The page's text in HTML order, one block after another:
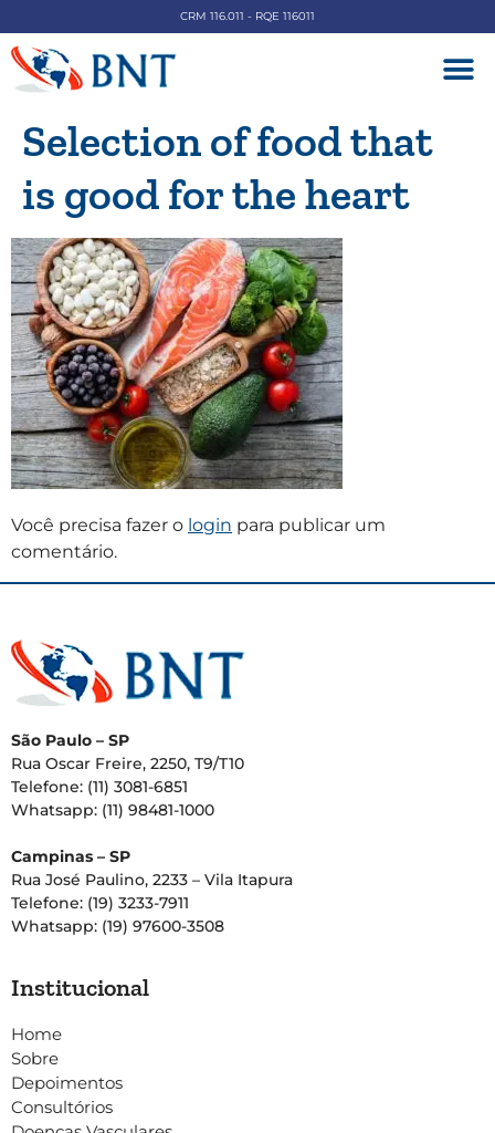
CRM 116.011 - RQE 116011
Selection of food that
is good for the heart
Você precisa fazer o login para publicar um
comentário.
São Paulo – SP
Rua Oscar Freire, 2250, T9/T10
Telefone: (11) 3081-6851
Whatsapp: (11) 98481-1000
Campinas – SP
Rua José Paulino, 2233 – Vila Itapura
Telefone: (19) 3233-7911
Whatsapp: (19) 97600-3508
Institucional
Home
Sobre
Depoimentos
Consultórios